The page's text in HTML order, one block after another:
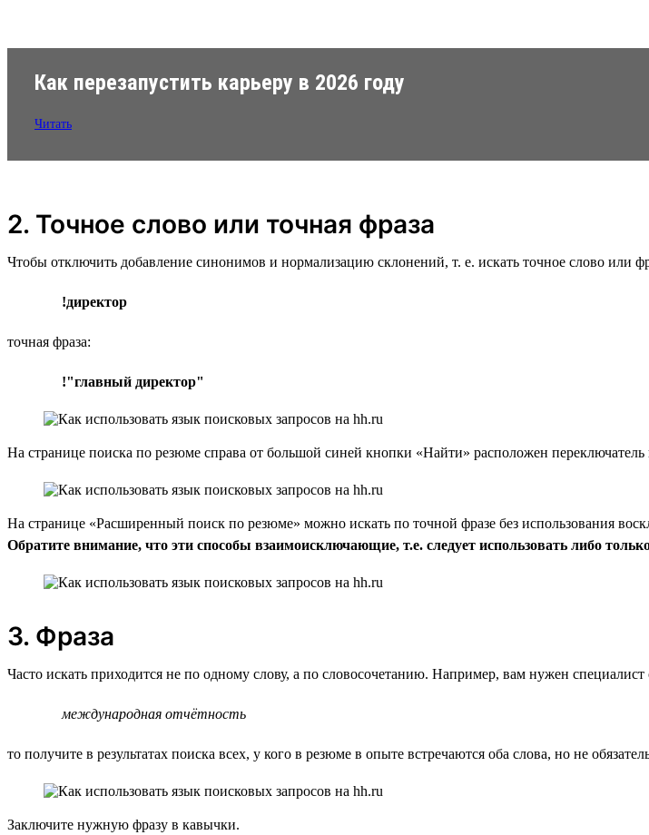
Как перезапустить карьеру в 2026 году
Читать
2. Точное слово или точная фраза
Чтобы отключить добавление синонимов и нормализацию склонений, т. е. искать точное слово или
!директор
точная фраза:
!"главный директор"
На странице поиска по резюме справа от большой синей кнопки «Найти» расположен
На странице «Расширенный поиск по резюме» можно искать по точной фразе без использования
Обратите внимание, что эти способы взаимоисключающие, т.е. следует использовать либо
3. Фраза
Часто искать приходится не по одному слову, а по словосочетанию. Например, вам нужен
международная отчётность
то получите в результатах поиска всех, у кого в резюме в опыте встречаются оба слова, но не
Заключите нужную фразу в кавычки.